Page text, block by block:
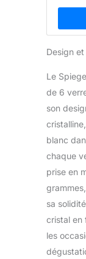
Design
Le
de 6
son
blanc
chaque
prise en
sa
cristal en
les